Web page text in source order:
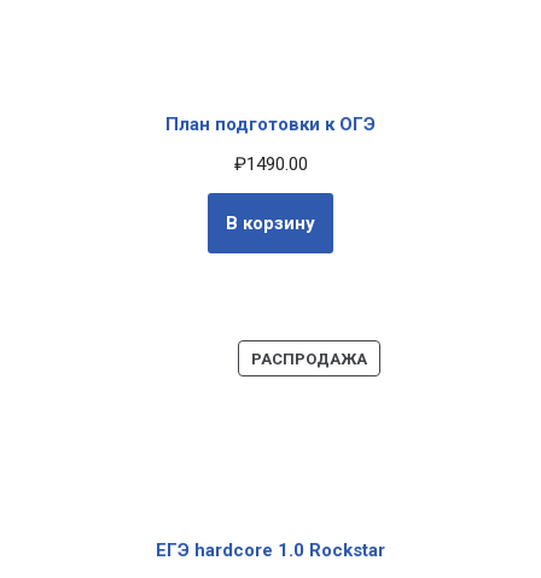
План подготовки к ОГЭ
₽1490.00
В корзину
РАСПРОДАЖА
ЕГЭ hardcore 1.0 Rockstar